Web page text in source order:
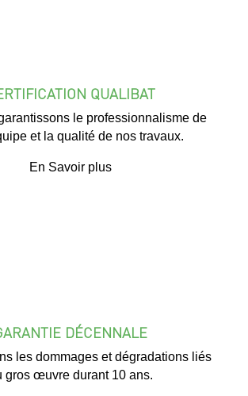
QUALIBAT
le professionnalisme de
et la qualité de nos travaux.
En Savoir plus
DÉCENNALE
les dommages et dégradations liés
gros œuvre durant 10 ans.